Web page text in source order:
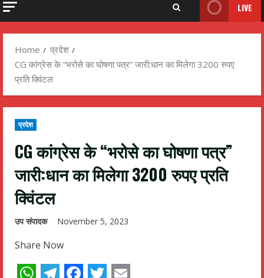
LIVE
Home
प्रदेश
CG कांग्रेस के “भरोसे का घोषणा पत्र” जारी:धान का मिलेगा 3200 रुपए
प्रति क्विंटल
प्रदेश
CG कांग्रेस के “भरोसे का घोषणा पत्र”
जारी:धान का मिलेगा 3200 रुपए प्रति
क्विंटल
उप संपादक November 5, 2023
Share Now